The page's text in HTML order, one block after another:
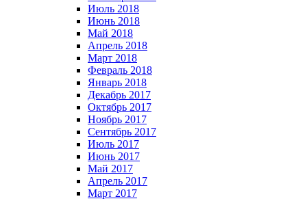
Июль 2018
Июнь 2018
Май 2018
Апрель 2018
Март 2018
Февраль 2018
Январь 2018
Декабрь 2017
Октябрь 2017
Ноябрь 2017
Сентябрь 2017
Июль 2017
Июнь 2017
Май 2017
Апрель 2017
Март 2017